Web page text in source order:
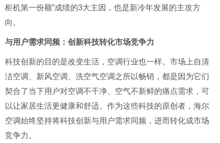
柜机第一份额”成绩的3大主因，也是新冷年发展的主攻方
向。
与用户需求同频：创新科技转化市场竞争力
科技创新的目的是改变生活，空调行业也一样。市场上自清
洁空调、新风空调、洗空气空调之所以畅销，都是因为它们
契合了当下用户对空调不干净、空气不新鲜的痛点需求，可
以让家居生活更健康和舒适。作为这些科技的原创者，海尔
空调始终坚持将科技创新与用户需求同频，进而转化成市场
竞争力。